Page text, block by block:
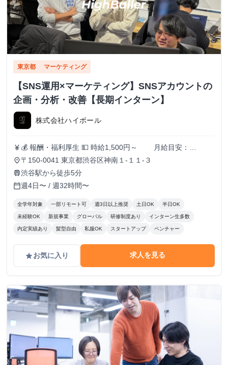
東京都 マーケティング
【SNS運用×マーケティング】SNSアカウントの
企画・分析・改善【長期インターン】
株式会社ハイボール
currency_yen 💰 報酬・福利厚生 💵 時給1,500円～ 月給目安：
200,000円〜300,000円 ✅ スキル・実績に応じて昇給あり！
（半年ごとに査定） 🏠 住まいのサポートも充実！ 🔹 家賃
補助（最大3万円/月） ┗ 渋谷周辺に住んでいる or 住む予
定のメンバーを対象に支給！ 📚️休学中の希望者には、休学
費用の全額負担あり
place 〒150-0041 東京都渋谷区神南１-１１-３
train渋谷駅から徒歩5分
calendar_today週4日〜 / 週32時間〜
全学年対象 一部リモート可 週3日以上推奨 土日OK 半日OK
未経験OK 新規事業 グローバル 研修制度あり インターン生多数
内定実績あり 髪型自由 私服OK スタートアップ ベンチャー
gradeお気に入り 求人を見る